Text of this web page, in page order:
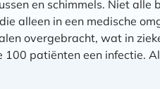
en schimmels. Niet alle
alleen in een medische
overgebracht, wat in
patiënten een infectie.